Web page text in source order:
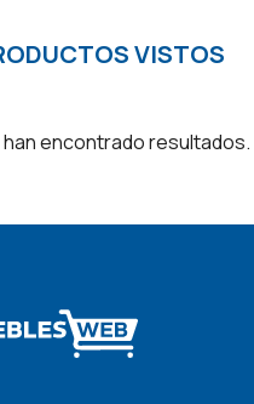
VISTOS
han encontrado resultados.